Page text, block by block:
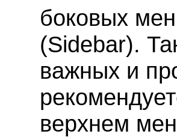
боковых
(Sidebar).
важных и
верхнем